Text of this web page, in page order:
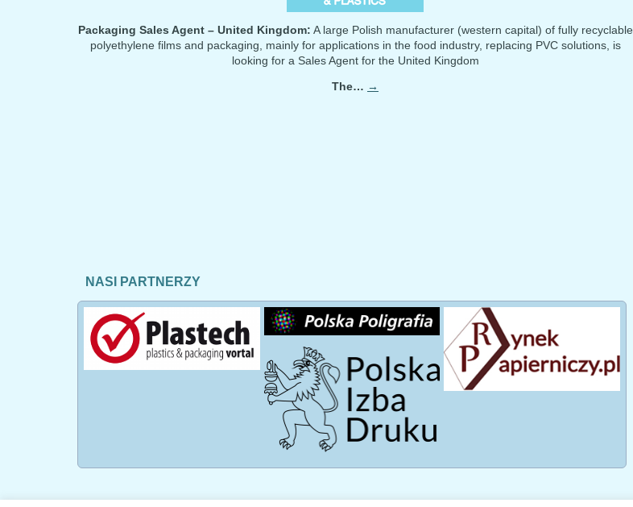
Packaging Sales Agent – United Kingdom: A large Polish manufacturer (western capital) of fully recyclable
polyethylene films and packaging, mainly for applications in the food industry, replacing PVC solutions, is
looking for a Sales Agent for the United Kingdom
The… →
NASI PARTNERZY